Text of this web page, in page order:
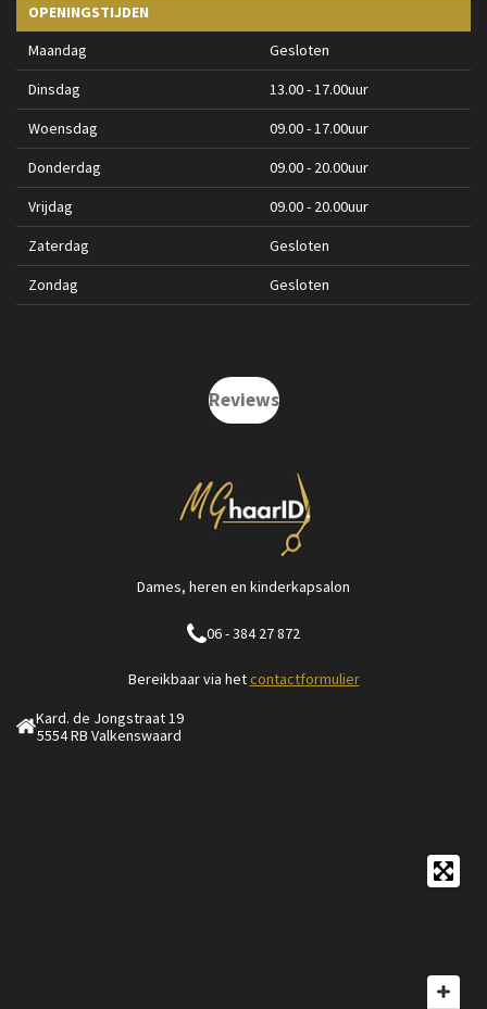
OPENINGSTIJDEN
Maandag
Gesloten
Dinsdag
13.00 - 17.00uur
Woensdag
09.00 - 17.00uur
Donderdag
09.00 - 20.00uur
Vrijdag
09.00 - 20.00uur
Zaterdag
Gesloten
Zondag
Gesloten
Reviews
Dames, heren en kinderkapsalon
06 - 384 27 872
Bereikbaar via het contactformulier
Kard. de Jongstraat 19
5554 RB Valkenswaard